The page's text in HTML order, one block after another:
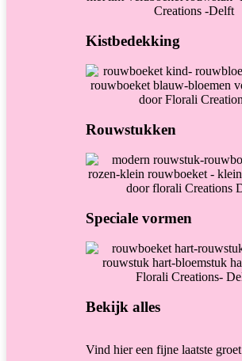
Kistbedekking
Rouwstukken
Speciale vormen
Bekijk alles
Vind hier een fijne laatste groet